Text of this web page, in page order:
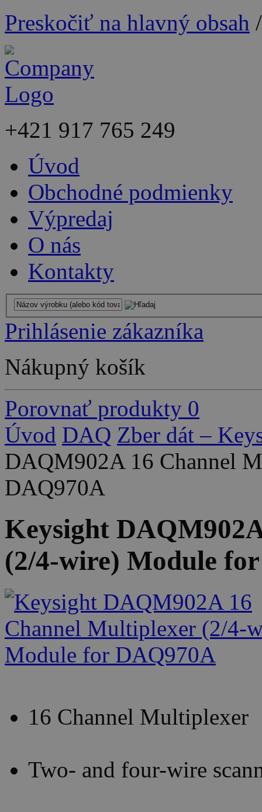
Preskočiť na hlavný obsah
+421 917 765 249
Úvod
Obchodné podmienky
Výpredaj
O nás
Kontakty
Prihlásenie zákazníka
Nákupný košík
Porovnať produkty 0
Úvod DAQ Zber dát –
DAQM902A 16 Channel
DAQ970A
Keysight
(2/4-wire) Module
16 Channel Multiplexer
Two- and four-wire